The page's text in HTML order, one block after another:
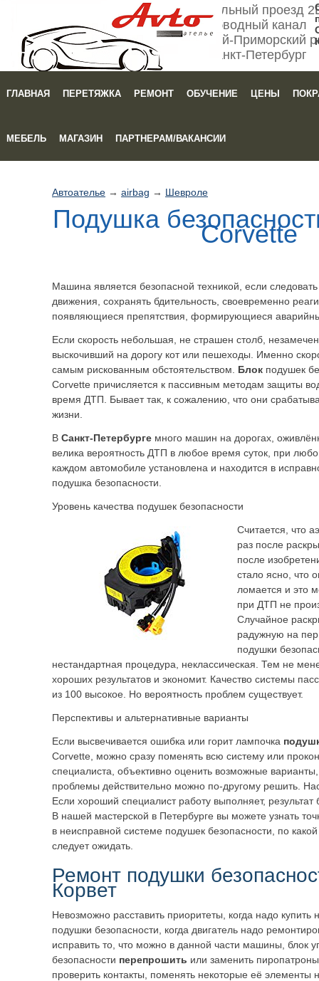
Мебельный проезд
Обводный канал
Кировский-Приморский
Санкт-Петербург
ГЛАВНАЯ ПЕРЕТЯЖКА РЕМОНТ ОБУЧЕНИЕ ЦЕНЫ
МЕБЕЛЬ МАГАЗИН ПАРТНЕРАМ/ВАКАНСИИ
Автоателье → airbag → Шевроле
Подушка
Corvette
Машина является безопасной техникой, если
движения, сохранять бдительность, своевременно
появляющиеся препятствия, формирующиеся
Если скорость небольшая, не страшен столб,
выскочивший на дорогу кот или пешеходы. Именно
самым рискованным обстоятельством. Блок подушек
Corvette причисляется к пассивным методам защиты
время ДТП. Бывает так, к сожалению, что они
жизни.
В Санкт-Петербурге много машин на дорогах,
велика вероятность ДТП в любое время суток, при
каждом автомобиле установлена и находится в
подушка безопасности.
Уровень качества подушек безопасности
Считается, что
раз после
после
стало ясно, что
ломается и это
при ДТП не
Случайное
радужную на
подушки
нестандартная процедура, неклассическая. Тем не
хороших результатов и экономит. Качество системы
из 100 высокое. Но вероятность проблем существует.
Перспективы и альтернативные варианты
Если высвечивается ошибка или горит лампочка
Corvette, можно сразу поменять всю систему или
специалиста, объективно оценить возможные
проблемы действительно можно по-другому решить.
Если хороший специалист работу выполняет,
В нашей мастерской в Петербурге вы можете узнать
в неисправной системе подушек безопасности, по какой
следует ожидать.
Ремонт подушки
Корвет
Невозможно расставить приоритеты, когда надо купить
подушки безопасности, когда двигатель надо
исправить то, что можно в данной части машины, блок
безопасности перепрошить или заменить
проверить контакты, поменять некоторые её элементы